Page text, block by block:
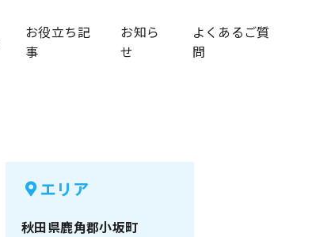
お役立ち記
事
お知ら
せ
よくあるご質
問
エリア
秋田県鹿角郡小坂町